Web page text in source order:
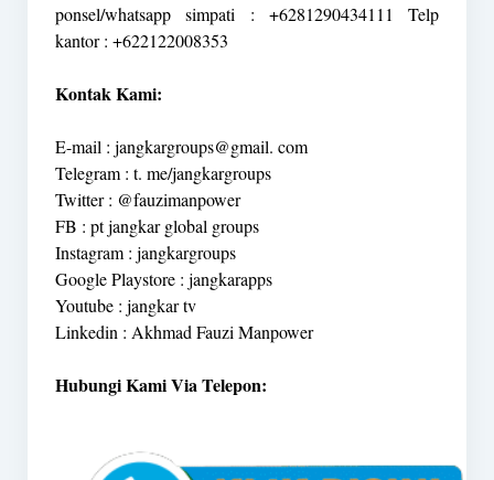
ponsel/whatsapp simpati : +6281290434111 Telp
kantor : +622122008353
Kontak Kami:
E-mail : jangkargroups@gmail. com
Telegram : t. me/jangkargroups
Twitter : @fauzimanpower
FB : pt jangkar global groups
Instagram : jangkargroups
Google Playstore : jangkarapps
Youtube : jangkar tv
Linkedin : Akhmad Fauzi Manpower
Hubungi Kami Via Telepon: